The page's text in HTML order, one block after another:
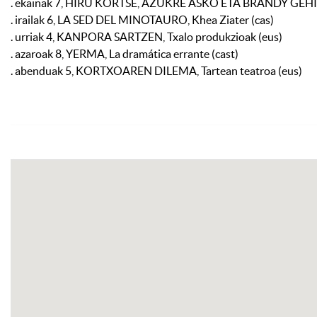
. irailak 6, LA SED DEL MINOTAURO, Khea Ziater (cas)
. urriak 4, KANPORA SARTZEN, Txalo produkzioak (eus)
. azaroak 8, YERMA, La dramática errante (cast)
. abenduak 5, KORTXOAREN DILEMA, Tartean teatroa (eus)